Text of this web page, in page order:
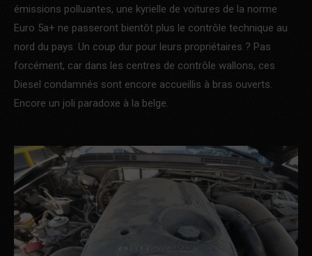
émissions polluantes, une kyrielle de voitures de la norme
Euro 5a+ ne passeront bientôt plus le contrôle technique au
nord du pays. Un coup dur pour leurs propriétaires ? Pas
forcément, car dans les centres de contrôle wallons, ces
Diesel condamnés sont encore accueillis à bras ouverts.
Encore un joli paradoxe à la belge.